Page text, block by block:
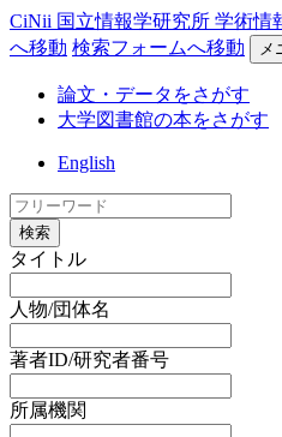
CiNii 国立情報学研究所 学術情
へ移動 検索フォームへ移動 メ
論文・データをさがす
大学図書館の本をさがす
English
検索
タイトル
人物/団体名
著者ID/研究者番号
所属機関